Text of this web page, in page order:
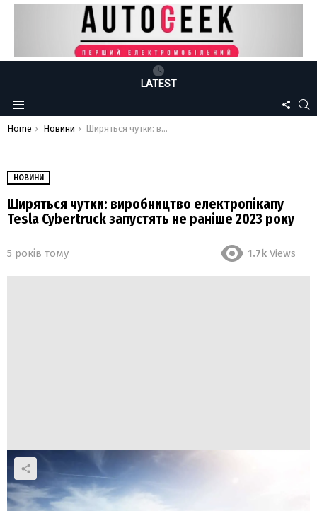
LATEST
Menu
US
You are here:
Home Новини Ширяться чутки: виробництво електропікапу Tesla Cybertruck запустять не раніше 2023 року
НОВИНИ
Ширяться чутки: виробництво електропікапу
Tesla Cybertruck запустять не раніше 2023 року
5 років тому 1.7k Views